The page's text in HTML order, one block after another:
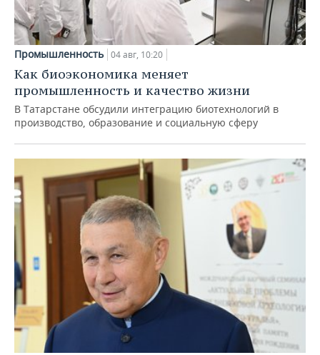
Промышленность 04 авг, 10:20
Как биоэкономика меняет
промышленность и качество жизни
В Татарстане обсудили интеграцию биотехнологий в
производство, образование и социальную сферу